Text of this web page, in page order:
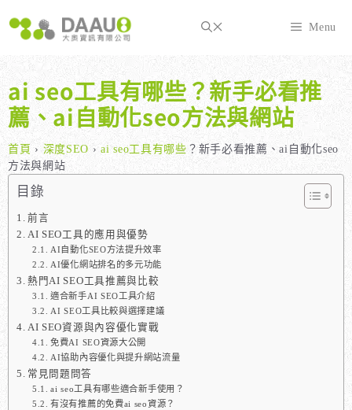
至
內
容
Menu
ai seo工具有哪些？新手必看推
薦、ai自動化seo方法與網站
首頁 › 深度SEO › ai seo工具有哪些 ？新手必看推薦、ai自動化seo
方法與網站
目錄
前言
AI SEO工具的應用與優勢
AI自動化SEO方法提升效率
AI優化網站排名的多元功能
熱門AI SEO工具推薦與比較
適合新手AI SEO工具介紹
AI SEO工具比較與選擇建議
AI SEO資源與內容優化實戰
免費AI SEO資源大公開
AI協助內容優化與提升網站流量
常見問題問答
ai seo工具有哪些適合新手使用？
有沒有推薦的免費ai seo資源？